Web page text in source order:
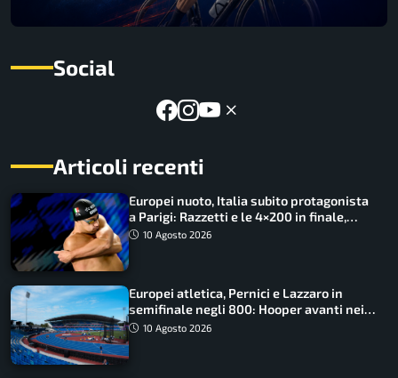
Social
Articoli recenti
Europei nuoto, Italia subito protagonista
a Parigi: Razzetti e le 4×200 in finale,
Quadarella domina gli 800
10 Agosto 2026
Europei atletica, Pernici e Lazzaro in
semifinale negli 800: Hooper avanti nei
100, fuori Tecuceanu
10 Agosto 2026